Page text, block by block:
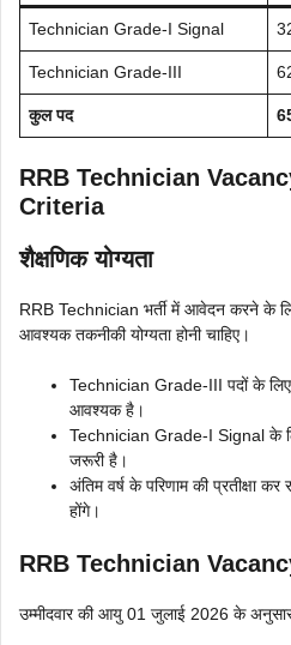
Technician Grade-I Signal
Technician Grade-III
कुल पद
RRB Technician
Criteria
शैक्षणिक योग्यता
RRB Technician भर्ती में आवेदन करने के
आवश्यक तकनीकी योग्यता होनी चाहिए।
Technician Grade-III पदों के
आवश्यक है।
Technician Grade-I Signal के लिए
जरूरी है।
अंतिम वर्ष के परिणाम की प्रतीक्षा
होंगे।
RRB Technician
उम्मीदवार की आयु 01 जुलाई 2026 के अनुसार